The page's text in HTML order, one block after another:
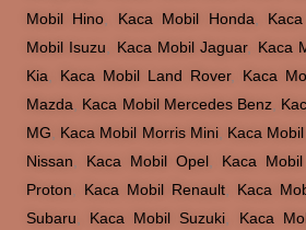
Mobil Hino
Kaca Mobil Honda
Mobil Isuzu
Kaca Mobil Jaguar, Kaca
Kia
Kaca Mobil Land Rover, Kaca
Mazda
Kaca Mobil Mercedes Benz
MG
Kaca Mobil Morris Mini, Kaca
Nissan
Kaca Mobil Opel Kaca
Proton
Kaca Mobil Renault Kaca
Subaru
Kaca Mobil Suzuki Kaca